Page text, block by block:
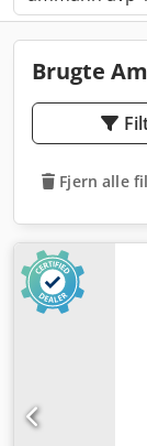
Brugte
Fjern alle